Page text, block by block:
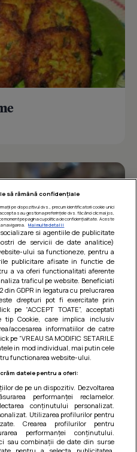
arpagic rosu
să rămână confidențiale
pe dispozitivul dvs., precum identificatorii cookie unici
sau gestiona preferințele dvs. făcând clic mai jos,
moment pe pagina cu politica de confidențialitate. Aceste
navigarea.
Mai multe detalii
si agentiile de publicitate
de servicii de date analitice)
ului sa functioneze, pentru a
publicitare afisate in functie de
a va oferi functionalitati aferente
traficul pe website. Beneficiati
din GDPR in legatura cu prelucrarea
drepturi pot fi exercitate prin
pe “ACCEPT TOATE”, acceptati
tip Cookie, care implica inclusiv
accesarea informatiilor de catre
pe “VREAU SA MODIFIC SETARILE
in mod individual, mai putin cele
functionarea website-ului.
datele pentru a oferi:
de pe un dispozitiv. Dezvoltarea
performanței reclamelor.
conținutului personalizat.
Utilizarea profilurilor pentru
Crearea profilurilor pentru
performanței conținutului.
sau combinații de date din surse